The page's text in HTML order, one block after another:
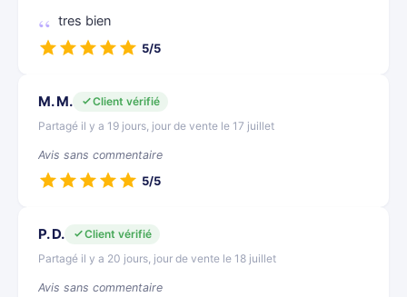
tres bien
5/5
M. M.
Client vérifié
Partagé il y a 19 jours, jour de vente le 17 juillet
Avis sans commentaire
5/5
P. D.
Client vérifié
Partagé il y a 20 jours, jour de vente le 18 juillet
Avis sans commentaire